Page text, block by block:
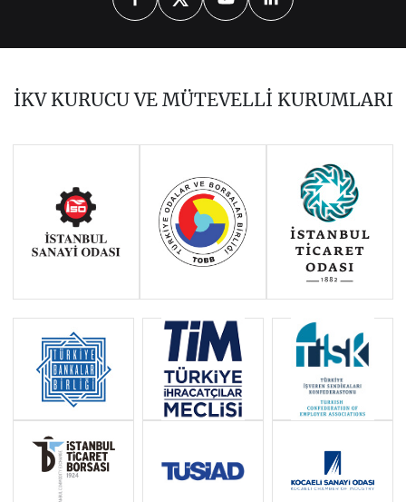
OCAK 2024ŞUBAT 2024MART 2024
NİSAN 2024MAYIS 2024
EKİM 2024KASIM 2024
ARALIK 2024
İKV KURUCU VE MÜTEVELLİ KURUMLARI